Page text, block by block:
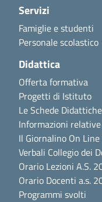
Servizi
Famiglie e studenti
Personale scolastico
Didattica
Offerta formativa
Progetti di Istituto
Le Schede Didattiche
Informazioni
Il Giornalino On Line
Verbali Collegio dei
Orario Lezioni A.S.
Orario Docenti a.s.
Programmi svolti